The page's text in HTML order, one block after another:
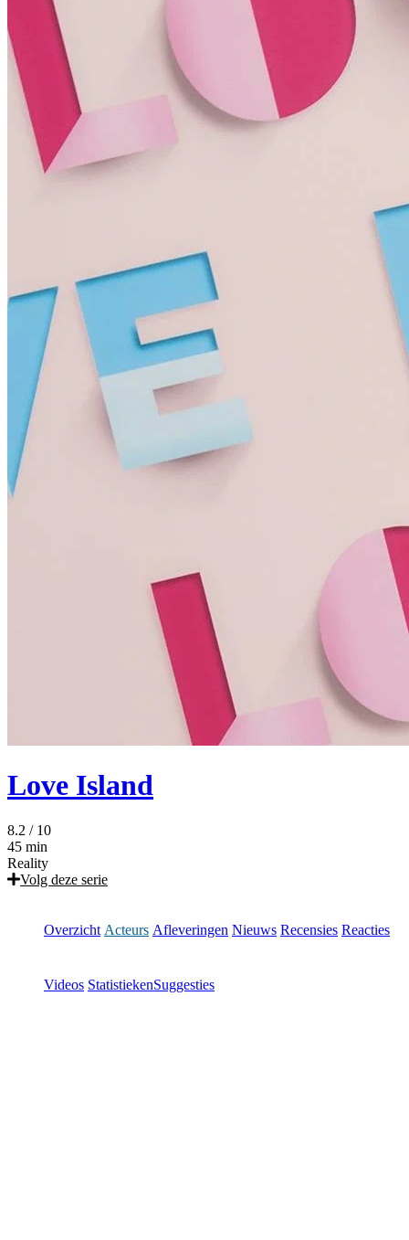
Love Island
8.2 / 10
45 min
Reality
Volg deze serie
Overzicht Acteurs Afleveringen Nieuws Recensies Reacties
Videos StatistiekenSuggesties